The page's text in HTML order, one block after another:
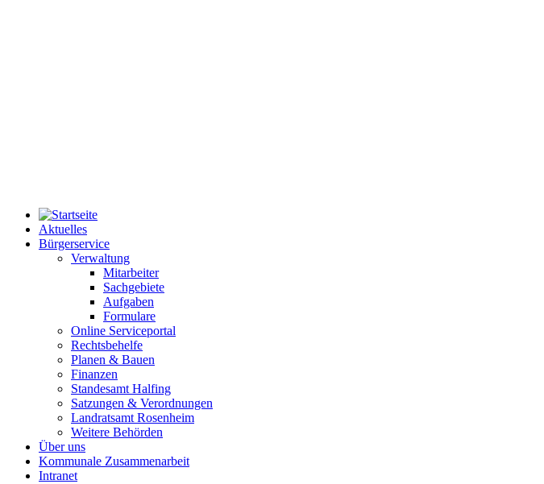
Aktuelles
Bürgerservice
Verwaltung
Mitarbeiter
Sachgebiete
Aufgaben
Formulare
Online Serviceportal
Rechtsbehelfe
Planen & Bauen
Finanzen
Standesamt Halfing
Satzungen & Verordnungen
Landratsamt Rosenheim
Weitere Behörden
Über uns
Kommunale Zusammenarbeit
Intranet